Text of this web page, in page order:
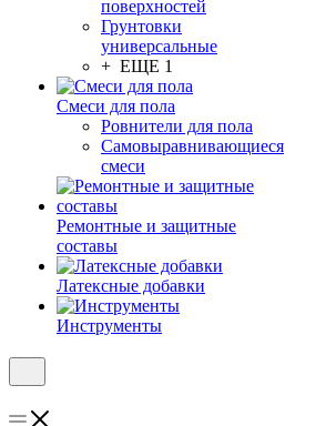
поверхностей
Грунтовки
универсальные
+ ЕЩЕ 1
Смеси для пола
Ровнители для пола
Самовыравнивающиеся
смеси
Ремонтные и защитные
составы
Латексные добавки
Инструменты